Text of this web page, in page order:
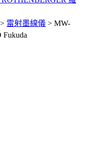
> 雷射墨線儀 > MW-